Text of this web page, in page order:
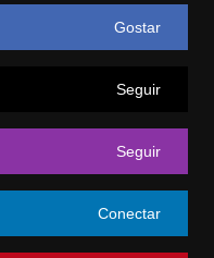
Gostar
Seguir
Seguir
Conectar